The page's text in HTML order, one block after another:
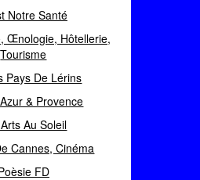
Notre Santé
Œnologie, Hôtellerie,
Tourisme
Pays De Lérins
& Provence
Au Soleil
Cannes, Cinéma
FD